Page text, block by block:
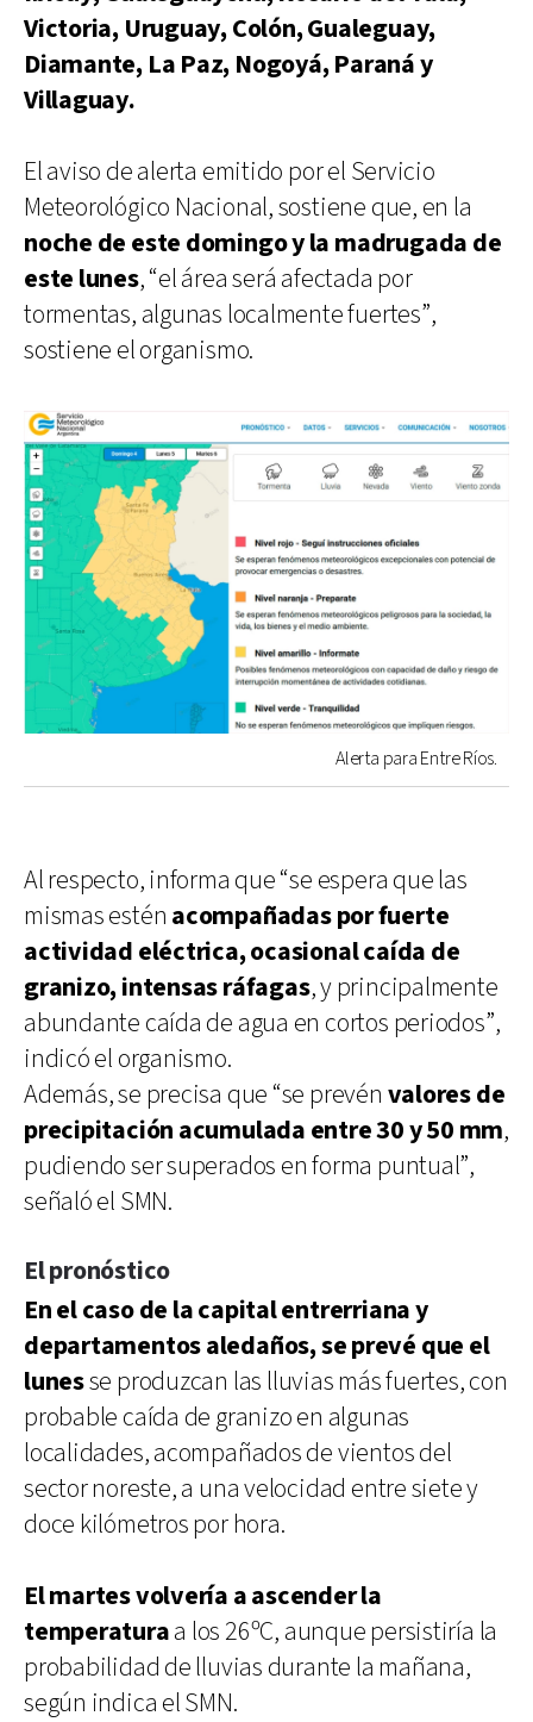
Victoria, Uruguay, Colón, Gualeguay,
Diamante, La Paz, Nogoyá, Paraná y
Villaguay.
El aviso de alerta emitido por el Servicio
Meteorológico Nacional, sostiene que, en la
noche de este domingo y la madrugada de
este lunes, “el área será afectada por
tormentas, algunas localmente fuertes”,
sostiene el organismo.
Alerta para Entre Ríos.
Al respecto, informa que “se espera que las
mismas estén acompañadas por fuerte
actividad eléctrica, ocasional caída de
granizo, intensas ráfagas, y principalmente
abundante caída de agua en cortos periodos”,
indicó el organismo.
Además, se precisa que “se prevén valores de
precipitación acumulada entre 30 y 50 mm,
pudiendo ser superados en forma puntual”,
señaló el SMN.
El pronóstico
En el caso de la capital entrerriana y
departamentos aledaños, se prevé que el
lunesse produzcan las lluvias más fuertes, con
probable caída de granizo en algunas
localidades, acompañados de vientos del
sector noreste, a una velocidad entre siete y
doce kilómetros por hora.
El martes volvería a ascender la
temperaturaa los 26ºC, aunque persistiría la
probabilidad de lluvias durante la mañana,
según indica el SMN.